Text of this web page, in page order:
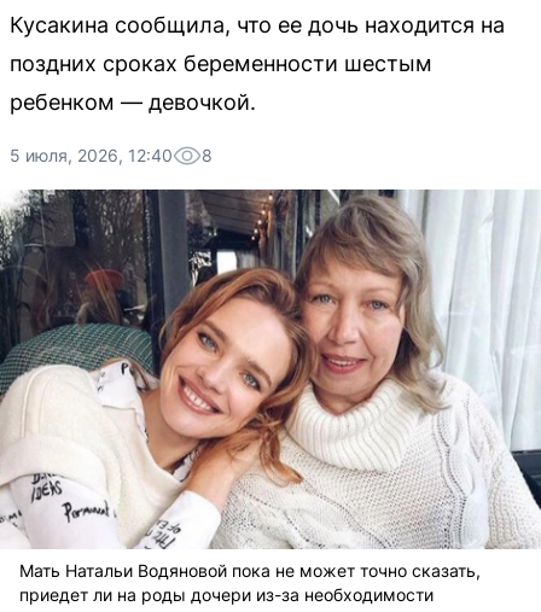
Кусакина сообщила, что ее дочь находится на
поздних сроках беременности шестым
ребенком — девочкой.
5 июля, 2026, 12:40 8
Мать Натальи Водяновой пока не может точно сказать,
приедет ли на роды дочери из-за необходимости